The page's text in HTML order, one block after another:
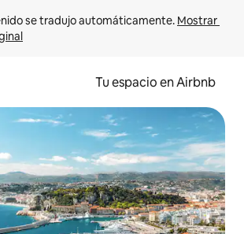
se tradujo automáticamente. Mostrar
Tu espacio en Airbnb